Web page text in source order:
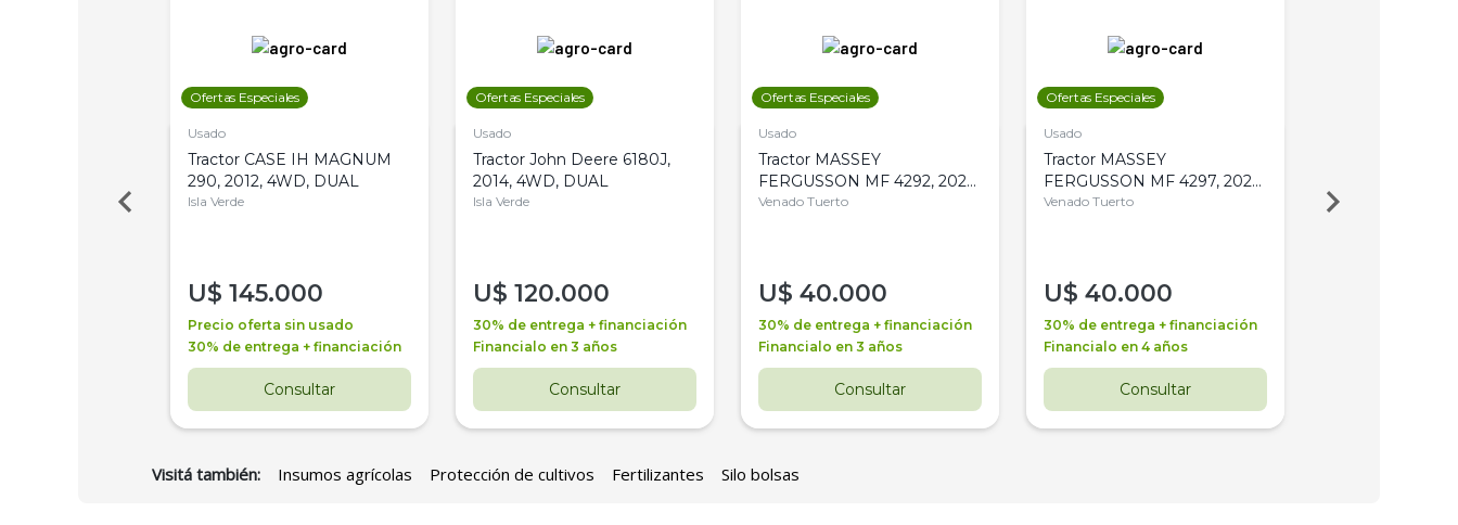
Ofertas Especiales
Usado
Tractor CASE IH MAGNUM
290, 2012, 4WD, DUAL
Isla Verde
U$ 145.000
Precio oferta sin usado
30% de entrega + financiación
Consultar
Ofertas Especiales
Usado
Tractor John Deere 6180J,
2014, 4WD, DUAL
Isla Verde
U$ 120.000
30% de entrega + financiación
Financialo en 3 años
Consultar
Ofertas Especiales
Usado
Tractor MASSEY
FERGUSSON MF 4292, 2020,
4WD, PATON
Venado Tuerto
U$ 40.000
30% de entrega + financiación
Financialo en 3 años
Consultar
Ofertas Especiales
Usado
Tractor MASSEY
FERGUSSON MF 4297, 2020,
4WD, PATON
Venado Tuerto
U$ 40.000
30% de entrega + financiación
Financialo en 4 años
Consultar
Venado Tuerto
Visitá también: Insumos agrícolas Protección de cultivos Fertilizantes Silo bolsas